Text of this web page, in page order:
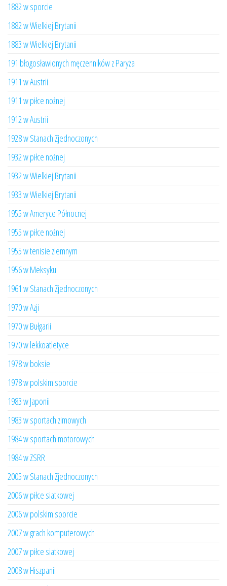
1882 w sporcie
1882 w Wielkiej Brytanii
1883 w Wielkiej Brytanii
191 błogosławionych męczenników z Paryża
1911 w Austrii
1911 w piłce nożnej
1912 w Austrii
1928 w Stanach Zjednoczonych
1932 w piłce nożnej
1932 w Wielkiej Brytanii
1933 w Wielkiej Brytanii
1955 w Ameryce Północnej
1955 w piłce nożnej
1955 w tenisie ziemnym
1956 w Meksyku
1961 w Stanach Zjednoczonych
1970 w Azji
1970 w Bułgarii
1970 w lekkoatletyce
1978 w boksie
1978 w polskim sporcie
1983 w Japonii
1983 w sportach zimowych
1984 w sportach motorowych
1984 w ZSRR
2005 w Stanach Zjednoczonych
2006 w piłce siatkowej
2006 w polskim sporcie
2007 w grach komputerowych
2007 w piłce siatkowej
2008 w Hiszpanii